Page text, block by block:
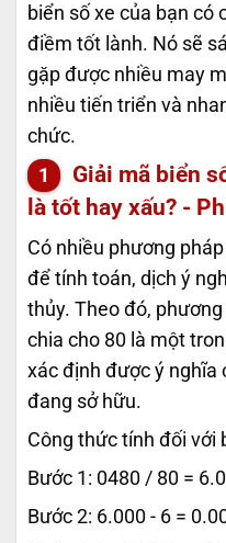
biển số xe của bạn có
điềm tốt lành. Nó sẽ
gặp được nhiều may
nhiều tiến triển và
chức.
Giải mã biển
là tốt hay xấu? -
Có nhiều phương
để tính toán, dịch ý
thủy. Theo đó,
chia cho 80 là một
xác định được ý nghĩa
đang sở hữu.
Công thức tính đối với
Bước 1: 0480 / 80 =
Bước 2: 6.000 - 6 =